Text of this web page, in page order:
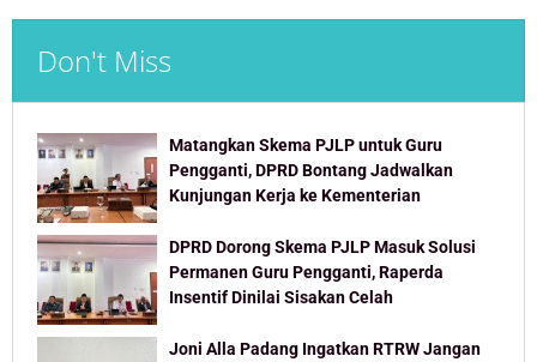
Don't Miss
Matangkan Skema PJLP untuk Guru
Pengganti, DPRD Bontang Jadwalkan
Kunjungan Kerja ke Kementerian
DPRD Dorong Skema PJLP Masuk Solusi
Permanen Guru Pengganti, Raperda
Insentif Dinilai Sisakan Celah
Joni Alla Padang Ingatkan RTRW Jangan